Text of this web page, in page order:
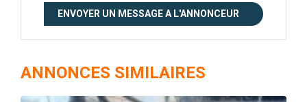
ENVOYER UN MESSAGE A L'ANNONCEUR
ANNONCES SIMILAIRES